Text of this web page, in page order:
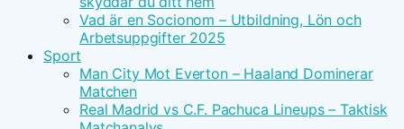
Vad är en Socionom – Utbildning, Lön och
Arbetsuppgifter 2025
Sport
Man City Mot Everton – Haaland Dominerar
Matchen
Real Madrid vs C.F. Pachuca Lineups – Taktisk